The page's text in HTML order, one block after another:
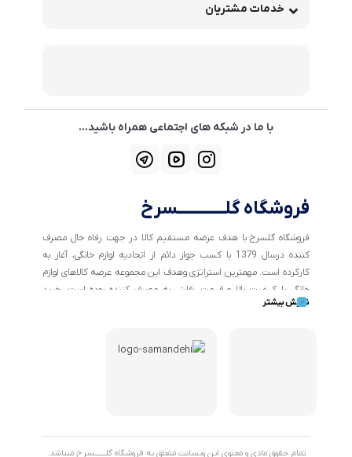
خدمات مشتریان
با ما در شبکه های اجتماعی همراه باشید...
فروشگاه گلــــــــــــسرخ
فروشگاه گلسرخ با هدف عرضه مستقیم کالا در جهت رفاه حال مصرف
کننده درسال 1379 با کسب جواز دائم از اتحادیه لوازم خانگی، آغاز به
کارکرده است. مهمترین استراتژی وهدف این مجموعه عرضه کالاهای لوازم
خانگی با کیفیت بالا و قیمت رقابتی به مصرف کننده بوده است. خرید
کالاهای خانگی و تهیه جهیزیه دراین فروشگاه آسان ومطمئن صورت می
فروشگاه اینترنتی گلسرخ به خدمت رسانی گسترده تر و با شرایط بهتر
نمایش بیشتر
تمام حقوق مادی و معنوی این وبسایت متعلق به فروشگاه گلـــــــسرخ میباشد.